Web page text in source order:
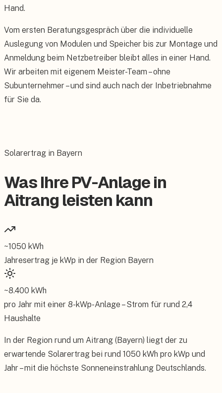
Hand.
Vom ersten Beratungsgespräch über die individuelle
Auslegung von Modulen und Speicher bis zur Montage und
Anmeldung beim Netzbetreiber bleibt alles in einer Hand.
Wir arbeiten mit eigenem Meister-Team – ohne
Subunternehmer – und sind auch nach der Inbetriebnahme
für Sie da.
Solarertrag in Bayern
Was Ihre PV-Anlage in
Aitrang leisten kann
~1050 kWh
Jahresertrag je kWp in der Region Bayern
~8.400 kWh
pro Jahr mit einer 8-kWp-Anlage – Strom für rund 2,4
Haushalte
In der Region rund um Aitrang (Bayern) liegt der zu
erwartende Solarertrag bei rund 1050 kWh pro kWp und
Jahr – mit die höchste Sonneneinstrahlung Deutschlands.